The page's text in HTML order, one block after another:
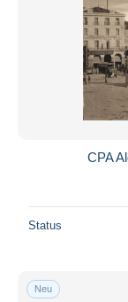
CPA
Status
Neu